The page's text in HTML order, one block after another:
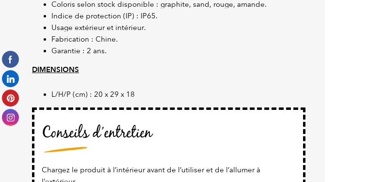
Coloris selon stock disponible : graphite, sand, rouge, amande.
Indice de protection (IP) : IP65.
Usage extérieur et intérieur.
Fabrication : Chine.
Garantie : 2 ans.
DIMENSIONS
L/H/P (cm) : 20 x 29 x 18
Conseils d’entretien
Chargez le produit à l’intérieur avant de l’utiliser et de l’allumer à